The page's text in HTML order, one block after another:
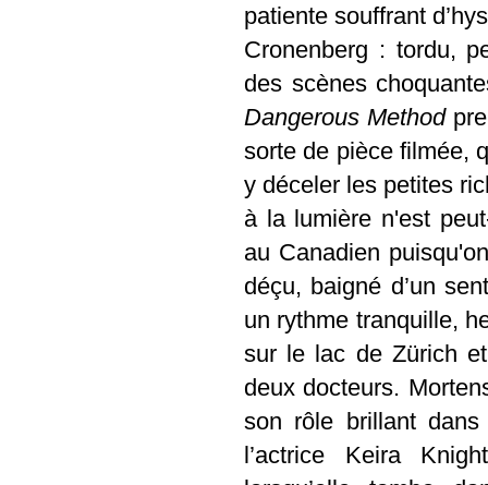
patiente souffrant
Cronenberg : tordu,
des scènes
Dangerous Method
sorte de pièce filmée,
y déceler les petites
à la lumière n'est
au Canadien
déçu, baigné d’un
un rythme tranquille,
sur le lac de Zürich
deux docteurs.
son rôle brillant
l’actrice Keira